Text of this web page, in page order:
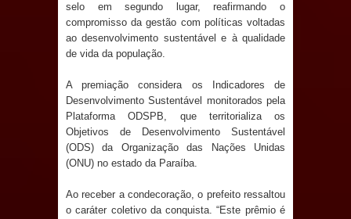
antecipa pagamento do mês de julho
e aquece economia para Festa de
Santana
Saúde Bucal: Mais de 470 próteses
dentárias já foram entregues pela
Caldas Brandão: Tradicional Festa de
selo em segundo lugar, reafirmando o
compromisso da gestão com políticas voltadas
ao desenvolvimento sustentável e à qualidade
de vida da população.
A premiação considera os Indicadores de
Desenvolvimento Sustentável monitorados pela
Plataforma ODSPB, que territorializa os
Objetivos de Desenvolvimento Sustentável
(ODS) da Organização das Nações Unidas
(ONU) no estado da Paraíba.
Ao receber a condecoração, o prefeito ressaltou
o caráter coletivo da conquista. “Este prêmio é